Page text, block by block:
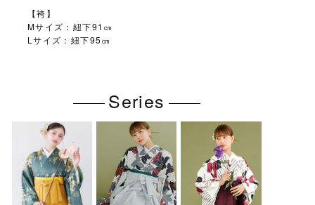
【袴】
Mサイズ：紐下91㎝
Lサイズ：紐下95㎝
Series